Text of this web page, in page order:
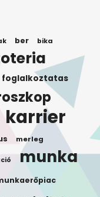
ber bika
foglalkoztatas
karrier
merleg
munka